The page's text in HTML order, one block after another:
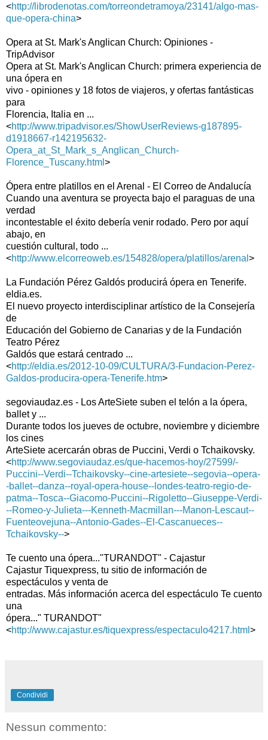
<http://librodenotas.com/torreondetramoya/23141/algo-mas-
que-opera-china>
Opera at St. Mark's Anglican Church: Opiniones -
TripAdvisor
Opera at St. Mark's Anglican Church: primera experiencia de
una ópera en
vivo - opiniones y 18 fotos de viajeros, y ofertas fantásticas
para
Florencia, Italia en ...
<http://www.tripadvisor.es/ShowUserReviews-g187895-
d1918667-r142195632-
Opera_at_St_Mark_s_Anglican_Church-
Florence_Tuscany.html >
Ópera entre platillos en el Arenal - El Correo de Andalucía
Cuando una aventura se proyecta bajo el paraguas de una
verdad
incontestable el éxito debería venir rodado. Pero por aquí
abajo, en
cuestión cultural, todo ...
<http://www.elcorreoweb.es/154828/opera/platillos/arenal >
La Fundación Pérez Galdós producirá ópera en Tenerife.
eldia.es.
El nuevo proyecto interdisciplinar artístico de la Consejería
de
Educación del Gobierno de Canarias y de la Fundación
Teatro Pérez
Galdós que estará centrado ...
<http://eldia.es/2012-10-09/CULTURA/3-Fundacion-Perez-
Galdos-producira-opera-Tenerife.htm>
segoviaudaz.es - Los ArteSiete suben el telón a la ópera,
ballet y ...
Durante todos los jueves de octubre, noviembre y diciembre
los cines
ArteSiete acercarán obras de Puccini, Verdi o Tchaikovsky.
<http://www.segoviaudaz.es/que-hacemos-hoy/27599/-
Puccini--Verdi--Tchaikovsky--cine-artesiete--segovia--opera-
-ballet--danza--royal-opera-house--londes-teatro-regio-de-
patma--Tosca--Giacomo-Puccini--Rigoletto--Giuseppe-Verdi-
--Romeo-y-Julieta---Kenneth-Macmillan---Manon-Lescaut--
Fuenteovejuna--Antonio-Gades--El-Cascanueces--
Tchaikovsky-->
Te cuento una ópera..."TURANDOT" - Cajastur
Cajastur Tiquexpress, tu sitio de información de
espectáculos y venta de
entradas. Más información acerca del espectáculo Te cuento
una
ópera..." TURANDOT"
<http://www.cajastur.es/tiquexpress/espectaculo4217.html >
Condividi
Nessun commento: